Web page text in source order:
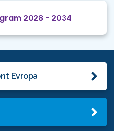
2028 - 2034
Evropa